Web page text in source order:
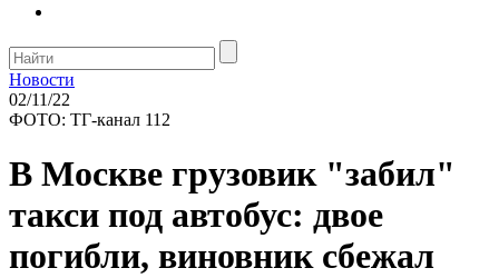
Новости
02/11/22
ФОТО: ТГ-канал 112
В Москве грузовик "забил"
такси под автобус: двое
погибли, виновник сбежал